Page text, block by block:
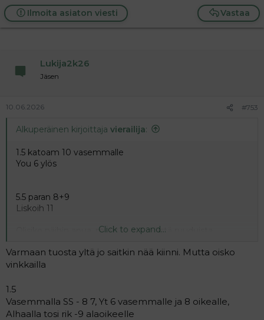
Vastaa
Ilmoita asiaton viesti
Lukija2k26
Jäsen
10.06.2026 #753
Alkuperäinen kirjoittaja vierailija:
1.5 katoam 10 vasemmalle
You 6 ylös
5.5 paran 8+9
Liskoih 11
Olisiko näihin apua, muut löytyy näistä ruuduista
Click to expand...
Varmaan tuosta yltä jo saitkin nää kiinni. Mutta oisko
vinkkailla
1.5
Vasemmalla SS - 8 7, Yt 6 vasemmalle ja 8 oikealle,
Alhaalla tosi rik -9 alaoikeelle